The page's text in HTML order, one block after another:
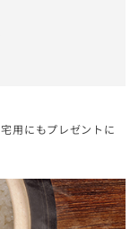
用にもプレゼントに